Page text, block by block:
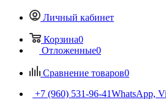
Личный кабинет
Корзина0
Отложенные0
Сравнение товаров0
+7 (960) 531-96-41WhatsApp,